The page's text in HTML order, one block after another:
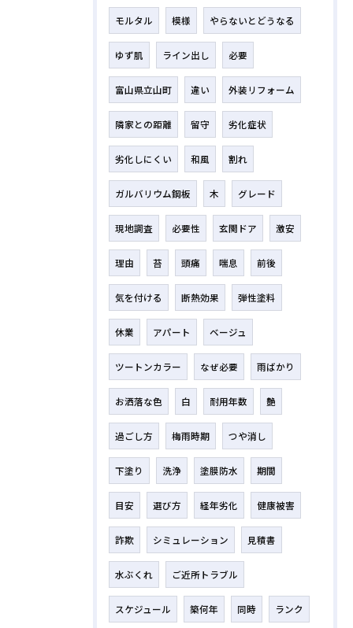
モルタル 模様 やらないとどうなる
ゆず肌 ライン出し 必要
富山県立山町 違い 外装リフォーム
隣家との距離 留守 劣化症状
劣化しにくい 和風 割れ
ガルバリウム鋼板 木 グレード
現地調査 必要性 玄関ドア 激安
理由 苔 頭痛 喘息 前後
気を付ける 断熱効果 弾性塗料
休業 アパート ベージュ
ツートンカラー なぜ必要 雨ばかり
お洒落な色 白 耐用年数 艶
過ごし方 梅雨時期 つや消し
下塗り 洗浄 塗膜防水 期間
目安 選び方 経年劣化 健康被害
詐欺 シミュレーション 見積書
水ぶくれ ご近所トラブル
スケジュール 築何年 同時 ランク